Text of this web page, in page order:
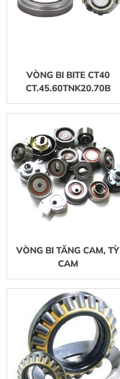
VÒNG BI BITE CT40
CT.45.60TNK20.70B
VÒNG BI TĂNG CAM, TỲ
CAM